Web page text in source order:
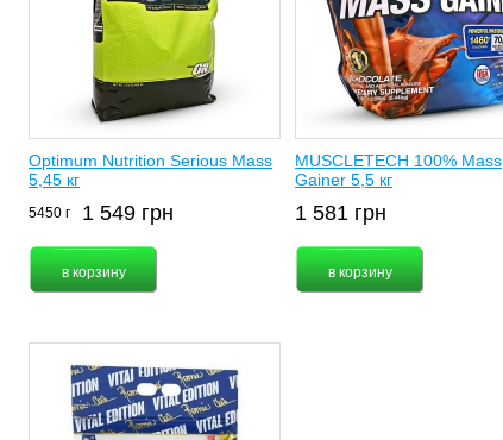
Optimum Nutrition Serious Mass
5,45 кг
5450 г 1 549 грн
MUSCLETECH 100% Mass
Gainer 5,5 кг
1 581 грн